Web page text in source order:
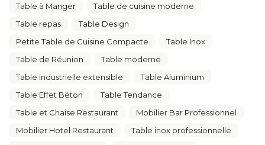
Table à Manger
Table de cuisine moderne
Table repas
Table Design
Petite Table de Cuisine Compacte
Table Inox
Table de Réunion
Table moderne
Table industrielle extensible
Table Aluminium
Table Effet Béton
Table Tendance
Table et Chaise Restaurant
Mobilier Bar Professionnel
Mobilier Hotel Restaurant
Table inox professionnelle